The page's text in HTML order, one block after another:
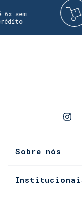
Sobre nós